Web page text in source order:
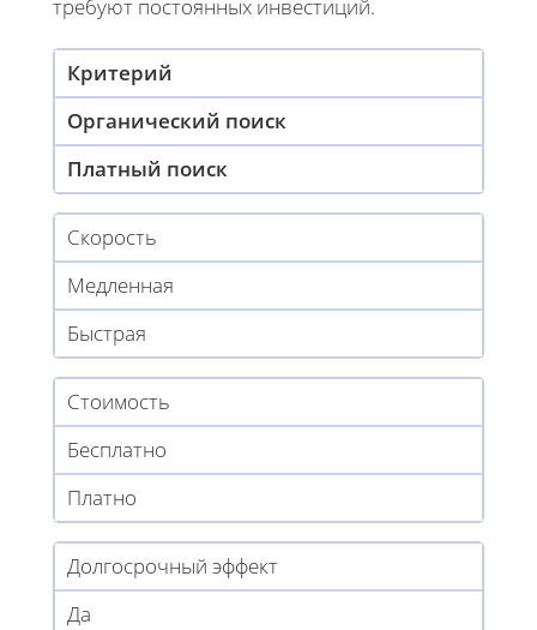
требуют постоянных инвестиций.
Критерий
Органический поиск
Платный поиск
Скорость
Медленная
Быстрая
Стоимость
Бесплатно
Платно
Долгосрочный эффект
Да